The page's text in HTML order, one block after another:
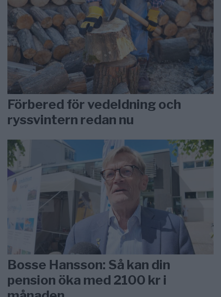
Förbered för vedeldning och
ryssvintern redan nu
Bosse Hansson: Så kan din
pension öka med 2100 kr i